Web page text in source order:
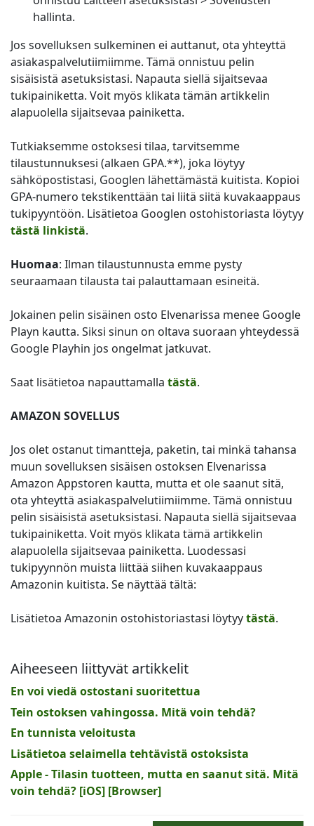
hallinta.
Jos sovelluksen sulkeminen ei auttanut, ota yhteyttä
asiakaspalvelutiimiimme. Tämä onnistuu pelin
sisäisistä asetuksistasi. Napauta siellä sijaitsevaa
tukipainiketta. Voit myös klikata tämän artikkelin
alapuolella sijaitsevaa painiketta.
Tutkiaksemme ostoksesi tilaa, tarvitsemme
tilaustunnuksesi (alkaen GPA.**), joka löytyy
sähköpostistasi, Googlen lähettämästä kuitista. Kopioi
GPA-numero tekstikenttään tai liitä siitä kuvakaappaus
tukipyyntöön. Lisätietoa Googlen ostohistoriasta löytyy
tästä linkistä.
Huomaa: Ilman tilaustunnusta emme pysty
seuraamaan tilausta tai palauttamaan esineitä.
Jokainen pelin sisäinen osto Elvenarissa menee Google
Playn kautta. Siksi sinun on oltava suoraan yhteydessä
Google Playhin jos ongelmat jatkuvat.
Saat lisätietoa napauttamalla tästä.
AMAZON SOVELLUS
Jos olet ostanut timantteja, paketin, tai minkä tahansa
muun sovelluksen sisäisen ostoksen Elvenarissa
Amazon Appstoren kautta, mutta et ole saanut sitä,
ota yhteyttä asiakaspalvelutiimiimme. Tämä onnistuu
pelin sisäisistä asetuksistasi. Napauta siellä sijaitsevaa
tukipainiketta. Voit myös klikata tämä artikkelin
alapuolella sijaitsevaa painiketta. Luodessasi
tukipyynnön muista liittää siihen kuvakaappaus
Amazonin kuitista. Se näyttää tältä:
Lisätietoa Amazonin ostohistoriastasi löytyytästä.
Aiheeseen liittyvät artikkelit
En voi viedä ostostani suoritettua
Tein ostoksen vahingossa. Mitä voin tehdä?
En tunnista veloitusta
Lisätietoa selaimella tehtävistä ostoksista
Apple - Tilasin tuotteen, mutta en saanut sitä. Mitä
voin tehdä? [iOS] [Browser]